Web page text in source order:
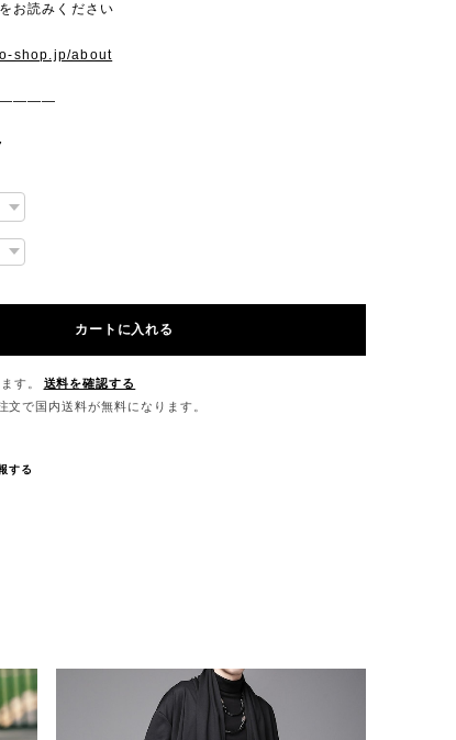
お読みください
shop.jp/about
カートに入れる
す。
送料を確認する
で国内送料が無料になります。
する